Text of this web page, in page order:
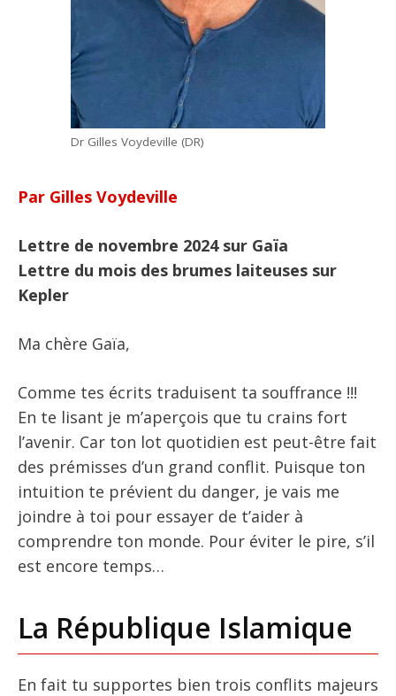
Dr Gilles Voydeville (DR)
Par Gilles Voydeville
Lettre de novembre 2024 sur Gaïa
Lettre du mois des brumes laiteuses sur
Kepler
Ma chère Gaïa,
Comme tes écrits traduisent ta souffrance !!!
En te lisant je m’aperçois que tu crains fort
l’avenir. Car ton lot quotidien est peut-être fait
des prémisses d’un grand conflit. Puisque ton
intuition te prévient du danger, je vais me
joindre à toi pour essayer de t’aider à
comprendre ton monde. Pour éviter le pire, s’il
est encore temps…
La République Islamique
En fait tu supportes bien trois conflits majeurs